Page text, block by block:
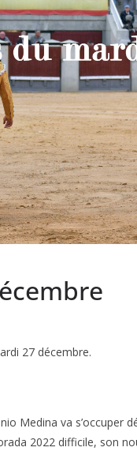
27 décembre.
Medina va s’occuper
2022 difficile, son
fêtes
17/07/2026